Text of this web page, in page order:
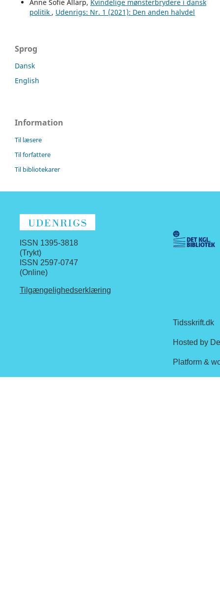
Anne Sofie Allarp, Kvindelige mønsterbrydere i dansk
politik , Udenrigs: Nr. 1 (2021): Den anden halvdel
Sprog
Dansk
English
Information
Til læsere
Til forfattere
Til bibliotekarer
ISSN 1395-3818
(Trykt)
ISSN 2597-0747
(Online)
Tilgængelighedserklæring